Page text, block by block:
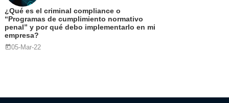
¿Qué es el criminal compliance o
“Programas de cumplimiento normativo
penal” y por qué debo implementarlo en mi
empresa?
05-Mar-22